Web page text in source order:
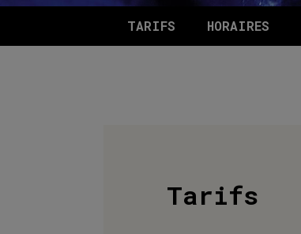
TARIFS HORAIRES
Tarifs